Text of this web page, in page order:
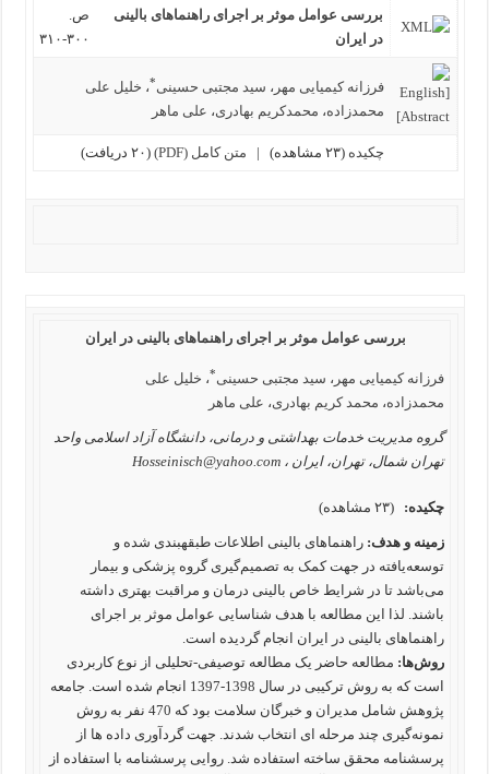
بررسی عوامل موثر بر اجرای راهنماهای بالینی
در ایران
ص.
۳۰۰-۳۱۰
فرزانه کیمیایی مهر ، سید مجتبی حسینی*، خلیل علی
محمدزاده، محمدکریم بهادری، علی ماهر
چکیده (۲۳ مشاهده) | متن کامل (PDF) (۲۰ دریافت)
بررسی عوامل موثر بر اجرای راهنماهای بالینی در ایران
فرزانه کیمیایی مهر ، سید مجتبی حسینی*، خلیل علی
محمدزاده، محمد کریم بهادری، علی ماهر
گروه مدیریت خدمات بهداشتی و درمانی، دانشگاه آزاد اسلامی واحد
تهران شمال، تهران، ایران ، Hosseinisch@yahoo.com
چکیده: (۲۳ مشاهده)
زمینه و هدف:
راهنماهای بالینی اطلاعات طبقه‎بندی شده و
توسعه‌یافته در جهت کمک به تصمیم‌گیری گروه پزشکی و بیمار
می‌باشد تا در شرایط خاص بالینی درمان و مراقبت بهتری داشته
باشند. لذا این مطالعه با هدف شناسایی عوامل موثر بر اجرای
راهنماهای بالینی در ایران انجام گردیده است.
روش‌ها: مطالعه حاضر یک مطالعه توصیفی-تحلیلی از نوع کاربردی
است که به روش ترکیبی در سال 1398-1397 انجام شده است. جامعه
پژوهش شامل مدیران و خبرگان سلامت بود که 470 نفر به روش
نمونه‌گیری چند مرحله ای انتخاب شدند. جهت گردآوری داده ها از
پرسشنامه محقق ساخته استفاده شد. روایی پرسشنامه با استفاده از